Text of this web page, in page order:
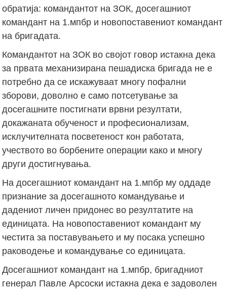
обратија: командантот на ЗОК, досегашниот
командант на 1.мпбр и новопоставениот командант
на бригадата.
Командантот на ЗОК во својот говор истакна дека
за првата механизирана пешадиска бригада не е
потребно да се искажуваат многу пофални
зборови, доволно е само потсетување за
досегашните постигнати врвни резултати,
докажаната обученост и професионализам,
исклучителната посветеност кон работата,
учеството во борбените операции како и многу
други достигнувања.
На досегашниот командант на 1.мпбр му оддаде
признание за досегашното командување и
дадениот личен придонес во резултатите на
единицата. На новопоставениот командант му
честита за поставувањето и му посака успешно
раководење и командување со единицата.
Досегашниот командант на 1.мпбр, бригадниот
генерал Павле Арсоски истакна дека е задоволен